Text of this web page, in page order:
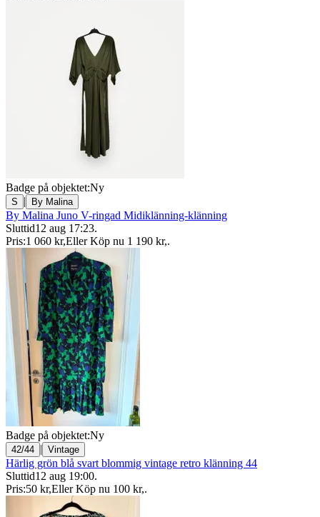
Badge på objektet:Ny
S | By Malina
By Malina Juno V-ringad Midiklänning-klänning
Sluttid12 aug 17:23.
Pris:1 060 kr,Eller Köp nu 1 190 kr,.
Badge på objektet:Ny
42/44 | Vintage
Härlig grön blå svart blommig vintage retro klänning 44
Sluttid12 aug 19:00.
Pris:50 kr,Eller Köp nu 100 kr,.